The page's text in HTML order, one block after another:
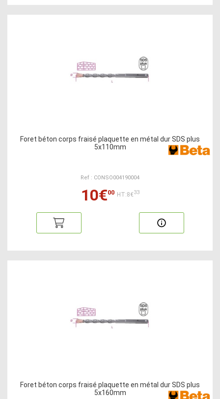
Foret béton corps fraisé plaquette en métal dur SDS plus
5x110mm
Ref : CONSO004190004
10€00 HT:8€33
Foret béton corps fraisé plaquette en métal dur SDS plus
5x160mm